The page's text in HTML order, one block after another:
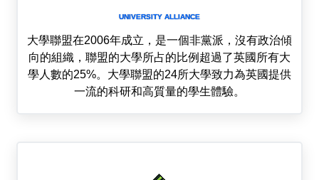
UNIVERSITY ALLIANCE
大學聯盟在2006年成立，是一個非黨派，沒有政治傾
向的組織，聯盟的大學所占的比例超過了英國所有大
學人數的25%。大學聯盟的24所大學致力為英國提供
一流的科研和高質量的學生體驗。